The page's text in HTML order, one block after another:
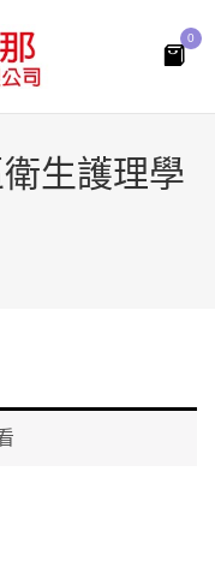
0
生護理學